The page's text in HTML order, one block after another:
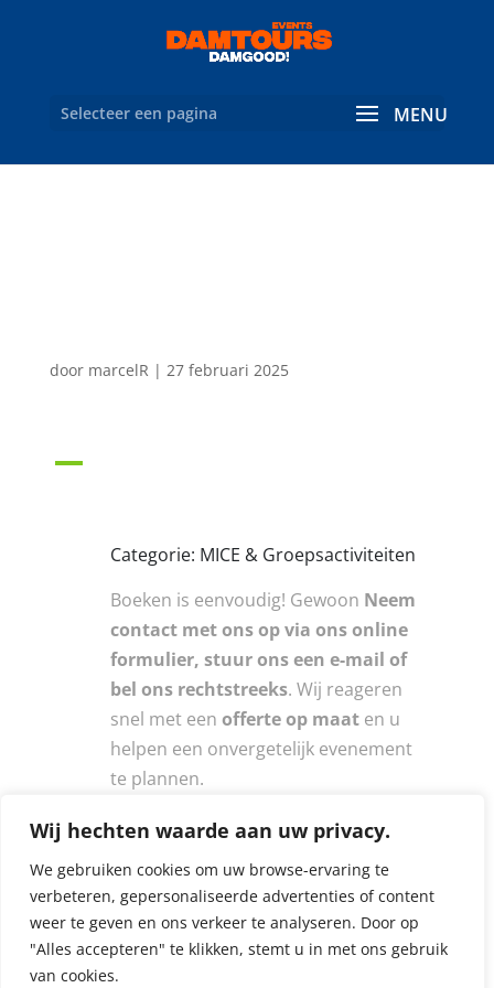
Wij hechten waarde aan uw privacy.
We gebruiken cookies om uw browse-ervaring te
verbeteren, gepersonaliseerde advertenties of content
weer te geven en ons verkeer te analyseren. Door op
"Alles accepteren" te klikken, stemt u in met ons gebruik
van cookies.
Selecteer een pagina
door marcelR | 27 februari 2025
A
Categorie: MICE & Groepsactiviteiten
Boeken is eenvoudig! Gewoon Neem
contact met ons op via ons online
formulier, stuur ons een e-mail of
bel ons rechtstreeks. Wij reageren
snel met een offerte op maaten u
helpen een onvergetelijk evenement
te plannen.
Recente reacties